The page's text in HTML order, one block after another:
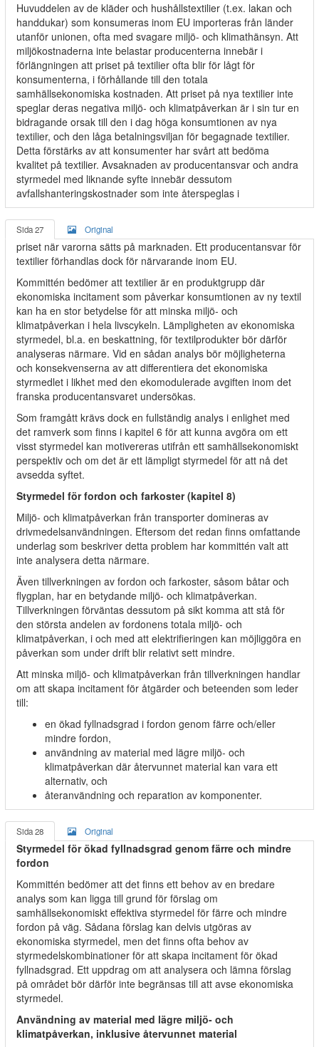
Huvuddelen av de kläder och hushållstextilier (t.ex. lakan och
handdukar) som konsumeras inom EU importeras från länder
utanför unionen, ofta med svagare miljö- och klimathänsyn. Att
miljökostnaderna inte belastar producenterna innebär i
förlängningen att priset på textilier ofta blir för lågt för
konsumenterna, i förhållande till den totala
samhällsekonomiska kostnaden. Att priset på nya textilier inte
speglar deras negativa miljö- och klimatpåverkan är i sin tur en
bidragande orsak till den i dag höga konsumtionen av nya
textilier, och den låga betalningsviljan för begagnade textilier.
Detta förstärks av att konsumenter har svårt att bedöma
kvalitet på textilier. Avsaknaden av producentansvar och andra
styrmedel med liknande syfte innebär dessutom
avfallshanteringskostnader som inte återspeglas i
Sida 27 Original
priset när varorna sätts på marknaden. Ett producentansvar för
textilier förhandlas dock för närvarande inom EU.
Kommittén bedömer att textilier är en produktgrupp där
ekonomiska incitament som påverkar konsumtionen av ny textil
kan ha en stor betydelse för att minska miljö- och
klimatpåverkan i hela livscykeln. Lämpligheten av ekonomiska
styrmedel, bl.a. en beskattning, för textilprodukter bör därför
analyseras närmare. Vid en sådan analys bör möjligheterna
och konsekvenserna av att differentiera det ekonomiska
styrmedlet i likhet med den ekomodulerade avgiften inom det
franska producentansvaret undersökas.
Som framgått krävs dock en fullständig analys i enlighet med
det ramverk som finns i kapitel 6 för att kunna avgöra om ett
visst styrmedel kan motivereras utifrån ett samhällsekonomiskt
perspektiv och om det är ett lämpligt styrmedel för att nå det
avsedda syftet.
Styrmedel för fordon och farkoster (kapitel 8)
Miljö- och klimatpåverkan från transporter domineras av
drivmedelsanvändningen. Eftersom det redan finns omfattande
underlag som beskriver detta problem har kommittén valt att
inte analysera detta närmare.
Även tillverkningen av fordon och farkoster, såsom båtar och
flygplan, har en betydande miljö- och klimatpåverkan.
Tillverkningen förväntas dessutom på sikt komma att stå för
den största andelen av fordonens totala miljö- och
klimatpåverkan, i och med att elektrifieringen kan möjliggöra en
påverkan som under drift blir relativt sett mindre.
Att minska miljö- och klimatpåverkan från tillverkningen handlar
om att skapa incitament för åtgärder och beteenden som leder
till:
en ökad fyllnadsgrad i fordon genom färre och/eller
mindre fordon,
användning av material med lägre miljö- och
klimatpåverkan där återvunnet material kan vara ett
alternativ, och
återanvändning och reparation av komponenter.
Sida 28 Original
Styrmedel för ökad fyllnadsgrad genom färre och mindre
fordon
Kommittén bedömer att det finns ett behov av en bredare
analys som kan ligga till grund för förslag om
samhällsekonomiskt effektiva styrmedel för färre och mindre
fordon på väg. Sådana förslag kan delvis utgöras av
ekonomiska styrmedel, men det finns ofta behov av
styrmedelskombinationer för att skapa incitament för ökad
fyllnadsgrad. Ett uppdrag om att analysera och lämna förslag
på området bör därför inte begränsas till att avse ekonomiska
styrmedel.
Användning av material med lägre miljö- och
klimatpåverkan, inklusive återvunnet material